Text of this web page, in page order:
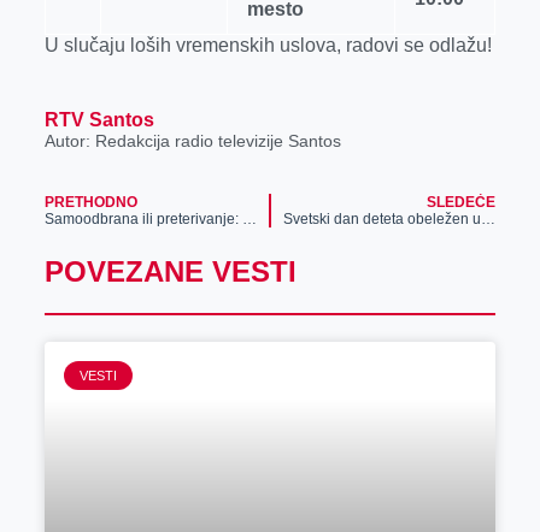
mesto
U slučaju loših vremenskih uslova, radovi se odlažu!
RTV Santos
Autor: Redakcija radio televizije Santos
PRETHODNO
Samoodbrana ili preterivanje: Izbacivač protiv „nezgodnih gostiju“ (VIDEO)
SLEDEĆE
Svetski dan deteta obeležen u Zrenjaninu
POVEZANE VESTI
VESTI